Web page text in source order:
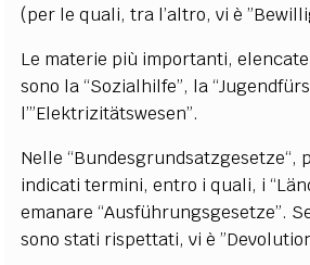
(per le quali, tra l’altro, vi è
Le materie più importanti, elencate
sono la “Sozialhilfe”, la
l’”Elektrizitätswesen”.
Nelle “Bundesgrundsatzgesetze“,
indicati termini, entro i quali, i
emanare “Ausführungsgesetze”.
sono stati rispettati, vi è